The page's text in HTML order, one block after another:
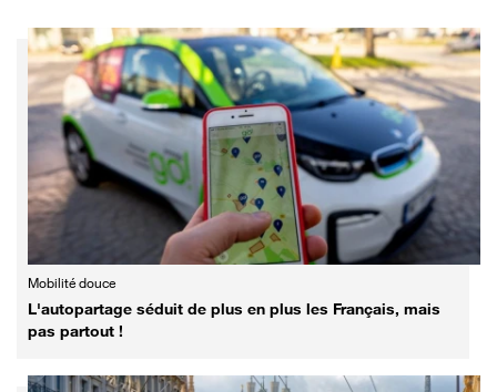
Mobilité douce
L'autopartage séduit de plus en plus les Français, mais
pas partout !